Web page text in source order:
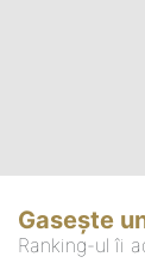
Gasește
Ranking-ul îi